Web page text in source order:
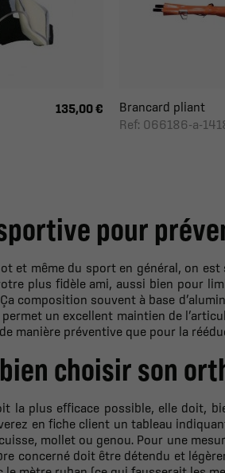
135,00 €
Brancard pliant
Ref: 066186-a-
pour
et même du sport en général, on
plus fidèle ami, aussi bien pour
composition souvent à base
un excellent maintien de
manière préventive que pour la
choisir son
la plus efficace possible, elle doit,
en fiche client un tableau
mollet ou genou. Pour une
concerné doit être détendu et